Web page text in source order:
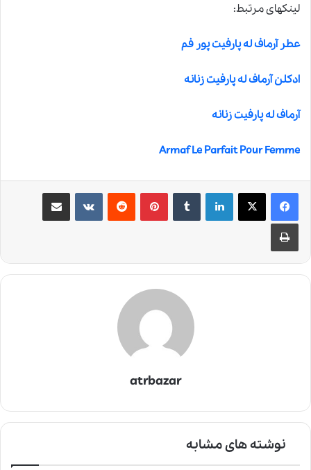
لینکهای مرتبط:
عطر آرماف له پارفیت پور فم
ادکلن آرماف له پارفیت زنانه
آرماف له پارفیت زنانه
Armaf Le Parfait Pour Femme
لینکدین ‫تامبلر ‫پین‌ترست‫رددیت ‫VKontakteاشتراک گذاری از طریق ایمیل
چاپ
atrbazar
نوشته های مشابه